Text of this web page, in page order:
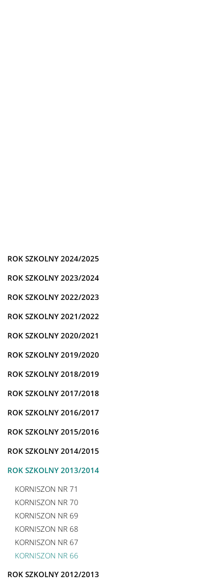
ROK SZKOLNY 2024/2025
ROK SZKOLNY 2023/2024
ROK SZKOLNY 2022/2023
ROK SZKOLNY 2021/2022
ROK SZKOLNY 2020/2021
ROK SZKOLNY 2019/2020
ROK SZKOLNY 2018/2019
ROK SZKOLNY 2017/2018
ROK SZKOLNY 2016/2017
ROK SZKOLNY 2015/2016
ROK SZKOLNY 2014/2015
ROK SZKOLNY 2013/2014
KORNISZON NR 71
KORNISZON NR 70
KORNISZON NR 69
KORNISZON NR 68
KORNISZON NR 67
KORNISZON NR 66
ROK SZKOLNY 2012/2013